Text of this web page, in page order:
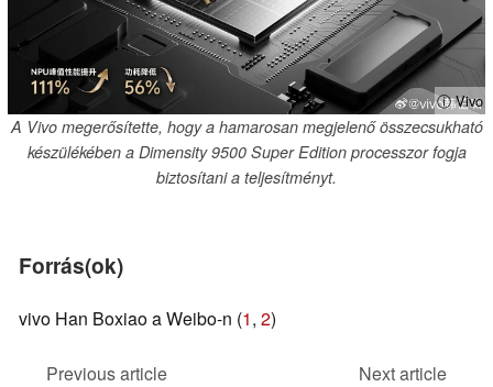
ⓘ Vivo
A Vivo megerősítette, hogy a hamarosan megjelenő összecsukható
készülékében a Dimensity 9500 Super Edition processzor fogja
biztosítani a teljesítményt.
Forrás(ok)
vivo Han Boxiao a Weibo-n (1, 2)
Previous article
Next article